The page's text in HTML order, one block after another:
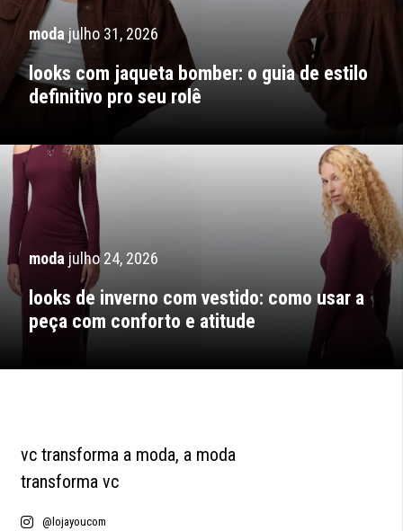
moda julho 31, 2026
looks com jaqueta bomber: o guia de estilo
definitivo pro seu rolê
moda julho 24, 2026
looks de inverno com vestido: como usar a
peça com conforto e atitude
vc transforma a moda, a moda
transforma vc
@lojayoucom